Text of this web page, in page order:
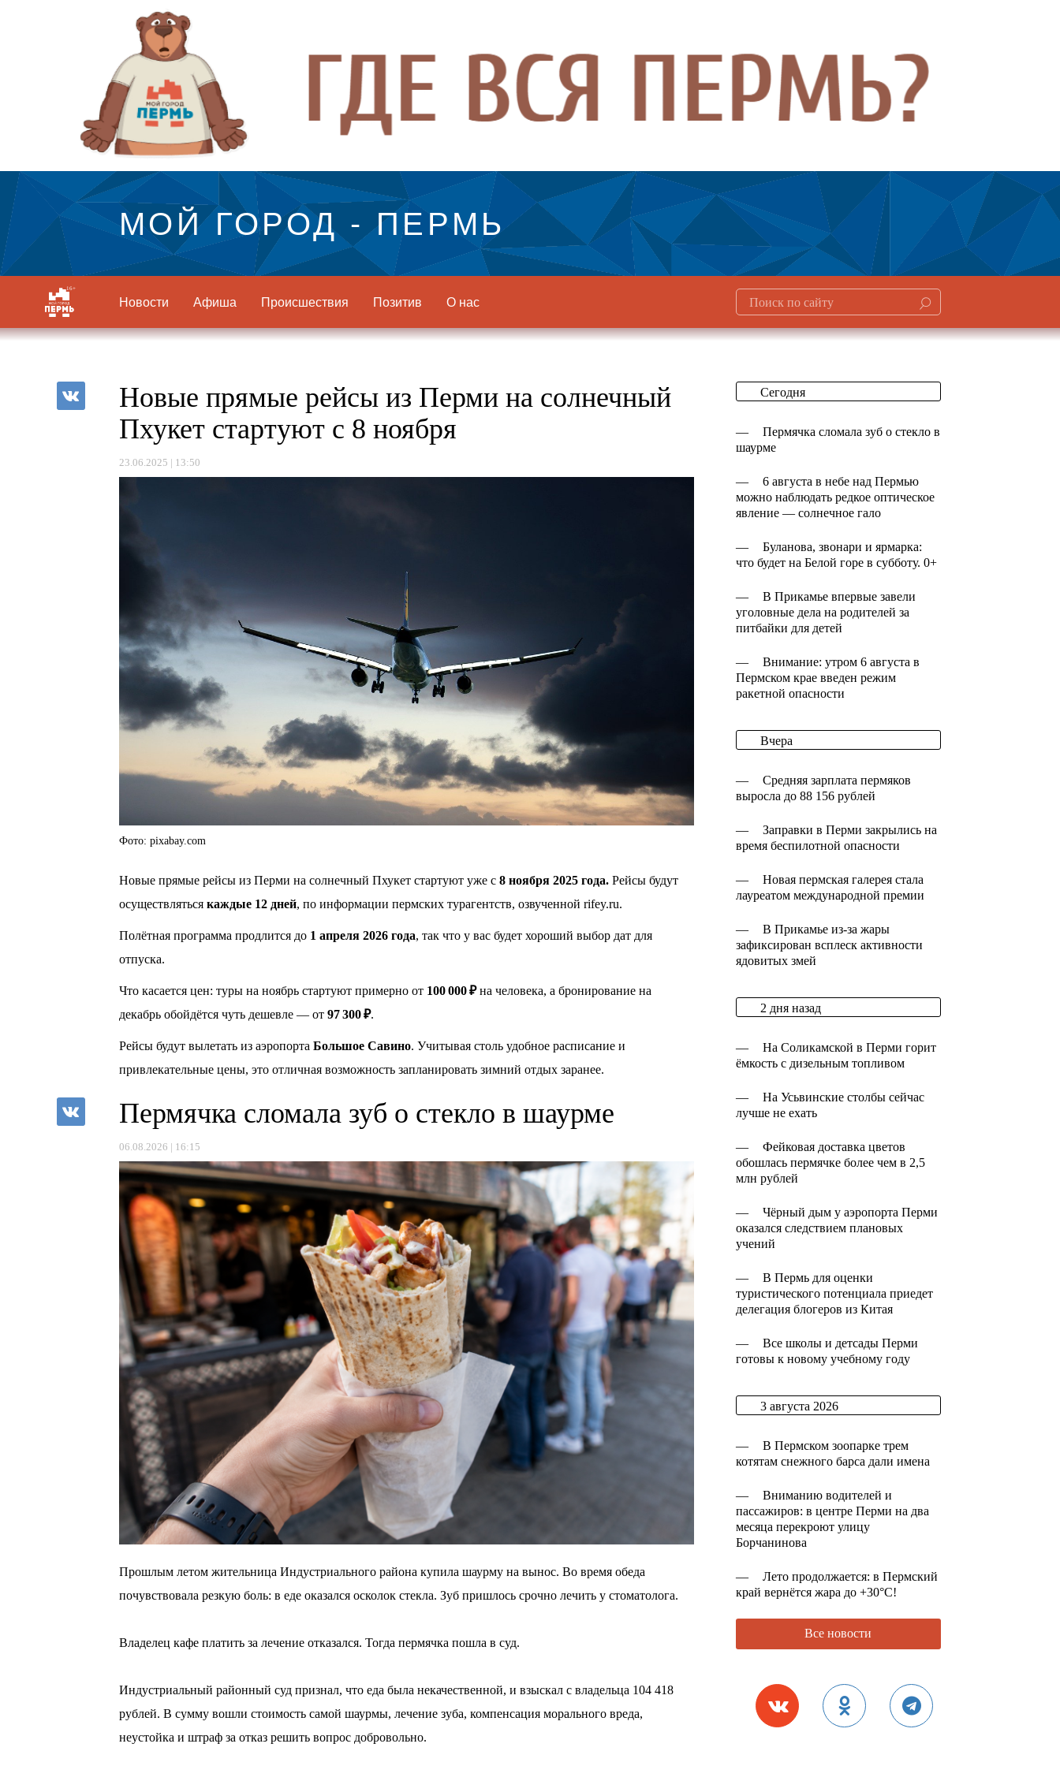
МОЙ ГОРОД - ПЕРМЬ
Новости Афиша Происшествия Позитив О нас
Новые прямые рейсы из Перми на солнечный
Пхукет стартуют с 8 ноября
23.06.2025 | 13:50
Фото: pixabay.com
Новые прямые рейсы из Перми на солнечный Пхукет стартуют уже с 8 ноября 2025 года. Рейсы будут
осуществляться каждые 12 дней, по информации пермских турагентств, озвученной rifey.ru.
Полётная программа продлится до 1 апреля 2026 года, так что у вас будет хороший выбор дат для
отпуска.
Что касается цен: туры на ноябрь стартуют примерно от 100 000 ₽на человека, а бронирование на
декабрь обойдётся чуть дешевле — от 97 300 ₽.
Рейсы будут вылетать из аэропорта Большое Савино. Учитывая столь удобное расписание и
привлекательные цены, это отличная возможность запланировать зимний отдых заранее.
Пермячка сломала зуб о стекло в шаурме
06.08.2026 | 16:15
Прошлым летом жительница Индустриального района купила шаурму на вынос. Во время обеда
почувствовала резкую боль: в еде оказался осколок стекла. Зуб пришлось срочно лечить у стоматолога.
Владелец кафе платить за лечение отказался. Тогда пермячка пошла в суд.
Индустриальный районный суд признал, что еда была некачественной, и взыскал с владельца 104 418
рублей. В сумму вошли стоимость самой шаурмы, лечение зуба, компенсация морального вреда,
неустойка и штраф за отказ решить вопрос добровольно.
Сегодня
—
Пермячка сломала зуб о стекло в
шаурме
—
6 августа в небе над Пермью
можно наблюдать редкое оптическое
явление — солнечное гало
—
Буланова, звонари и ярмарка:
что будет на Белой горе в субботу. 0+
—
В Прикамье впервые завели
уголовные дела на родителей за
питбайки для детей
—
Внимание: утром 6 августа в
Пермском крае введен режим
ракетной опасности
Вчера
—
Средняя зарплата пермяков
выросла до 88 156 рублей
—
Заправки в Перми закрылись на
время беспилотной опасности
—
Новая пермская галерея стала
лауреатом международной премии
—
В Прикамье из-за жары
зафиксирован всплеск активности
ядовитых змей
2 дня назад
—
На Соликамской в Перми горит
ёмкость с дизельным топливом
—
На Усьвинские столбы сейчас
лучше не ехать
—
Фейковая доставка цветов
обошлась пермячке более чем в 2,5
млн рублей
—
Чёрный дым у аэропорта Перми
оказался следствием плановых
учений
—
В Пермь для оценки
туристического потенциала приедет
делегация блогеров из Китая
—
Все школы и детсады Перми
готовы к новому учебному году
3 августа 2026
—
В Пермском зоопарке трем
котятам снежного барса дали имена
—
Вниманию водителей и
пассажиров: в центре Перми на два
месяца перекроют улицу
Борчанинова
—
Лето продолжается: в Пермский
край вернётся жара до +30°C!
Все новости